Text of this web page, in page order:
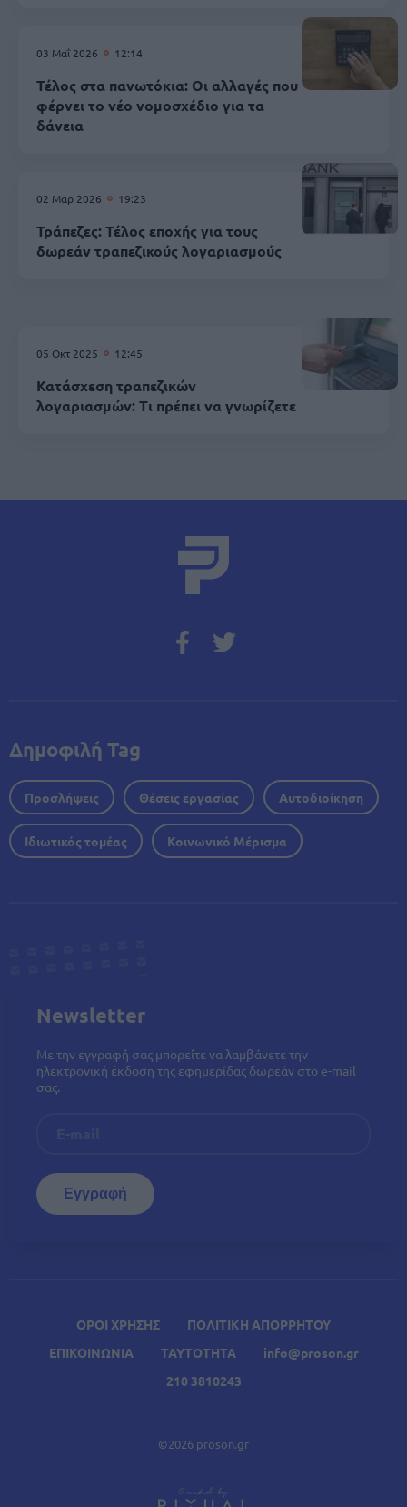
03 Μαΐ 2026 12:14
Τέλος στα πανωτόκια: Οι αλλαγές που
φέρνει το νέο νομοσχέδιο για τα
δάνεια
02 Μαρ 2026 19:23
Τράπεζες: Τέλος εποχής για τους
δωρεάν τραπεζικούς λογαριασμούς
05 Οκτ 2025 12:45
Κατάσχεση τραπεζικών
λογαριασμών: Τι πρέπει να γνωρίζετε
ΟΡΟΙ ΧΡΗΣΗΣ
ΠΟΛΙΤΙΚΗ ΑΠΟΡΡΗΤΟΥ
ΕΠΙΚΟΙΝΩΝΙΑ
ΤΑΥΤΟΤΗΤΑ
info@proson.gr
210 3810243
©2026 proson.gr
Δημοφιλή Tag
Προσλήψεις Θέσεις εργασίας Αυτοδιοίκηση
Ιδιωτικός τομέας Κοινωνικό Μέρισμα
Newsletter
Με την εγγραφή σας μπορείτε να λαμβάνετε την
ηλεκτρονική έκδοση της εφημερίδας δωρεάν στο e-mail
σας.